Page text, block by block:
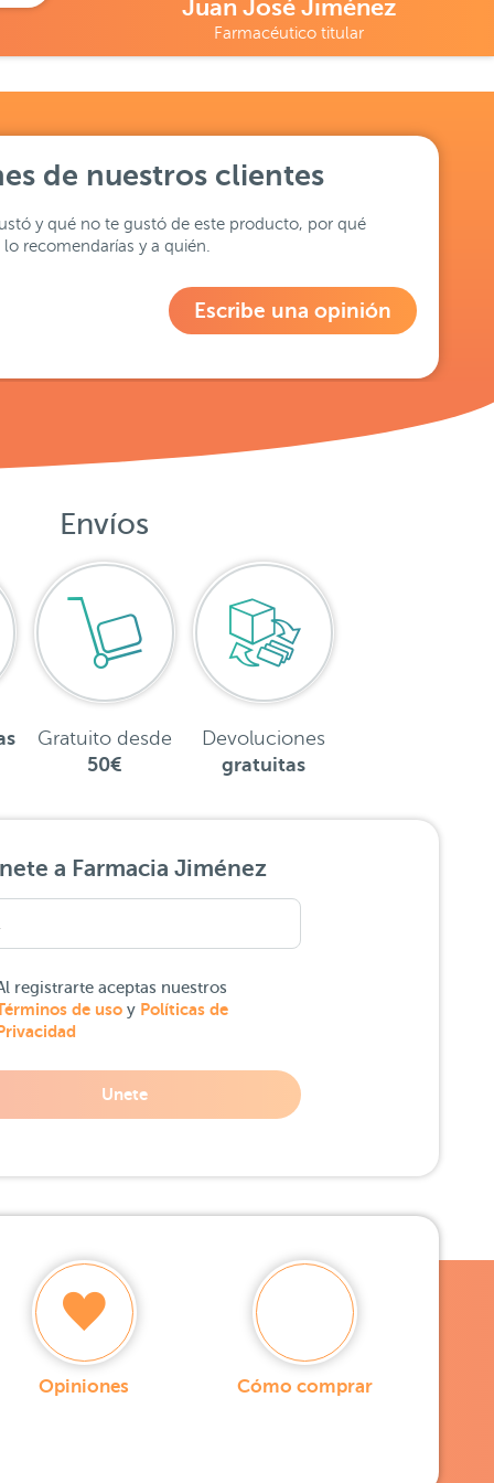
Juan José Jiménez
Farmacéutico titular
de nuestros clientes
y qué no te gustó de este producto, por qué
lo recomendarías y a quién.
Escribe una opinión
Envíos
Gratuito desde
50€
Devoluciones
gratuitas
a Farmacia Jiménez
registrarte aceptas nuestros
de uso y Políticas de
Unete
Opiniones Cómo comprar